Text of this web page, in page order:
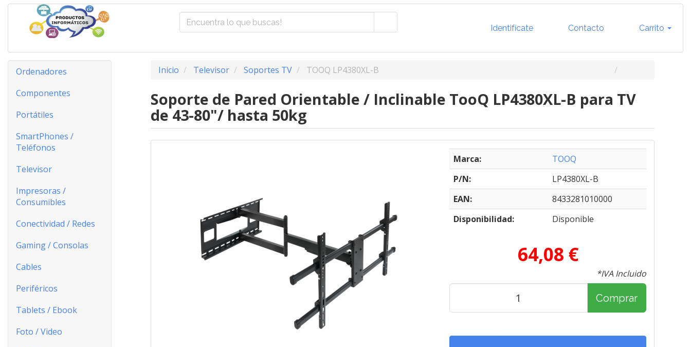
Identifícate Contacto Carrito
Ordenadores
Componentes
Portátiles
SmartPhones /
Teléfonos
Televisor
Impresoras /
Consumibles
Conectividad / Redes
Gaming / Consolas
Cables
Periféricos
Tablets / Ebook
Foto / Video
Inicio Televisor Soportes TV TOOQ LP4380XL-B
Soporte de Pared Orientable / Inclinable TooQ LP4380XL-B para TV
de 43-80"/ hasta 50kg
Marca:
TOOQ
P/N:
LP4380XL-B
EAN:
8433281010000
Disponibilidad:
Disponible
64,08 €
*IVA Incluido
Comprar